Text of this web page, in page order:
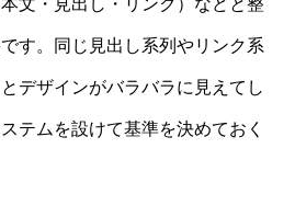
文・見出し・リンク）などと整
す。同じ見出し系列やリンク系
デザインがバラバラに見えてし
テムを設けて基準を決めておく